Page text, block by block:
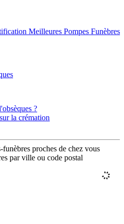
Meilleures Pompes Funèbres
?
la crémation
proches de chez vous
par ville ou code postal